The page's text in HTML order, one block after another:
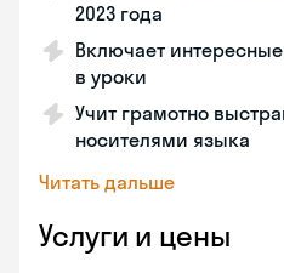
2023 года
Включает
в уроки
Учит грамотно
носителями языка
Читать дальше
Услуги и цены